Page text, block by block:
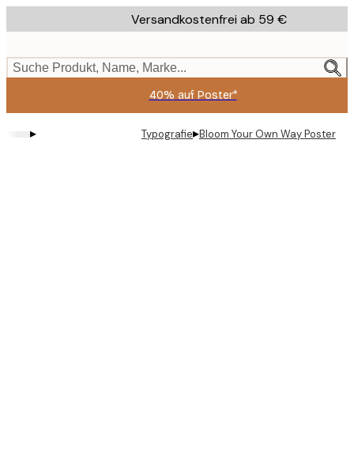
to
content.
Versandkostenfrei ab 59 €
Suche Produkt, Name, Marke...
40% auf Poster*
▸ Typografie▸Bloom Your Own Way Poster